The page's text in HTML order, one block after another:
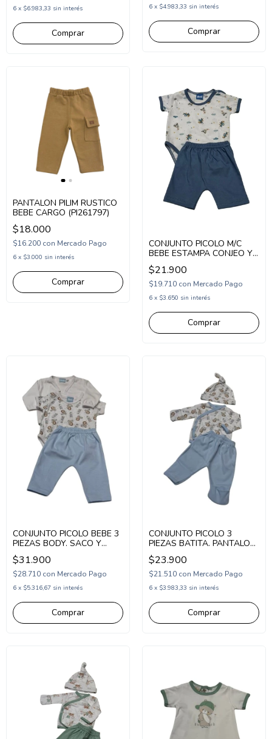
6 x $6.983,33 sin interés
Comprar
6 x $4.983,33 sin interés
Comprar
PANTALON PILIM RUSTICO
BEBE CARGO (PI261797)
$18.000
$16.200 con Mercado Pago
6 x $3.000 sin interés
Comprar
CONJUNTO PICOLO M/C
BEBE ESTAMPA CONJEO Y
AVION (PC2677831)
$21.900
$19.710 con Mercado Pago
6 x $3.650 sin interés
Comprar
CONJUNTO PICOLO BEBE 3
PIEZAS BODY. SACO Y
PANTALON ESTAMPA
LEONES (PC2677432)
$31.900
$28.710 con Mercado Pago
6 x $5.316,67 sin interés
Comprar
CONJUNTO PICOLO 3
PIEZAS BATITA. PANTALON
Y GORRO ESTAMPA
LEONES (PC2677409)
$23.900
$21.510 con Mercado Pago
6 x $3.983,33 sin interés
Comprar